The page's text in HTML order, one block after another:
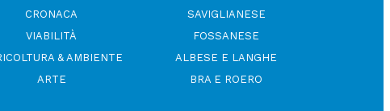
CRONACA
VIABILITÀ
& AMBIENTE
ARTE
SAVIGLIANESE
FOSSANESE
ALBESE E LANGHE
BRA E ROERO